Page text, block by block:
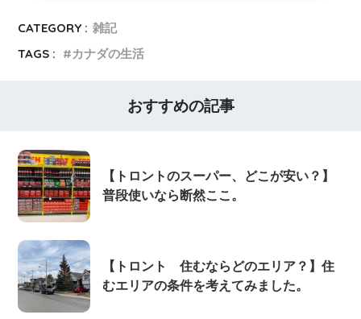
CATEGORY : 雑記
TAGS :
カナダの生活
おすすめの記事
【トロントのスーパー、どこが安い？】
普段使いなら断然ここ。
【トロント 住むならどのエリア？】住
むエリアの条件を考えてみました。